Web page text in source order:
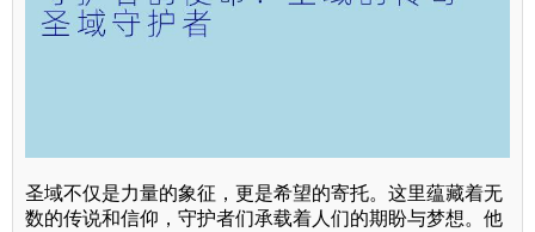
圣域不仅是力量的象征，更是希望的寄托。这里蕴藏着无
数的传说和信仰，守护者们承载着人们的期盼与梦想。他